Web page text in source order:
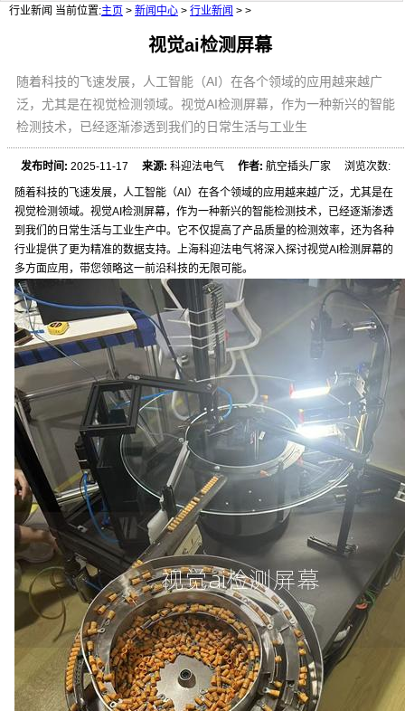
行业新闻 当前位置:主页 > 新闻中心 > 行业新闻 > >
视觉ai检测屏幕
随着科技的飞速发展，人工智能（AI）在各个领域的应用越来越广
泛，尤其是在视觉检测领域。视觉AI检测屏幕，作为一种新兴的智能
检测技术，已经逐渐渗透到我们的日常生活与工业生
发布时间: 2025-11-17来源: 科迎法电气作者: 航空插头厂家 浏览次数:
随着科技的飞速发展，人工智能（AI）在各个领域的应用越来越广泛，尤其是在
视觉检测领域。视觉AI检测屏幕，作为一种新兴的智能检测技术，已经逐渐渗透
到我们的日常生活与工业生产中。它不仅提高了产品质量的检测效率，还为各种
行业提供了更为精准的数据支持。上海科迎法电气将深入探讨视觉AI检测屏幕的
多方面应用，带您领略这一前沿科技的无限可能。